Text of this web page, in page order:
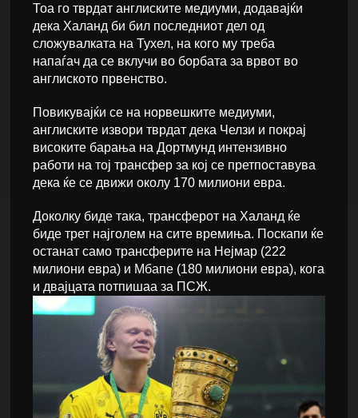
Тоа го тврдат англиските медиуми, додавајќи
дека Халанд би бил последниот дел од
сложувалката на Тухел, на кого му треба
напаѓач да се вклучи во борбата за врвот во
англиското првенство.
Повикувајќи се на норвешките медиуми,
англиските извори тврдат дека Челзи и покрај
високите барања на Дортмунд интензивно
работи на тој трансфер за кој се претпоставува
дека ќе се движи околу 170 милиони евра.
Доколку биде така, трансферот на Халанд ќе
биде трет најголем на сите времиња. Поскапи ќе
останат само трансферите на Нејмар (222
милиони евра) и Мбапе (180 милиони евра), кога
и двајцата потпишаа за ПСЖ.